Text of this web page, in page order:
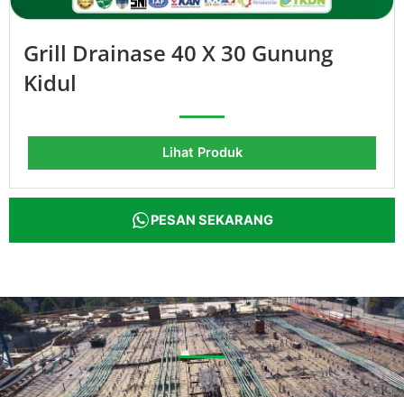
Grill Drainase 40 X 30 Gunung
Kidul
Lihat Produk
PESAN SEKARANG